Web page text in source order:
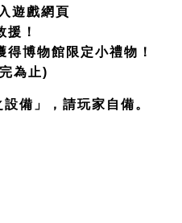
遊戲網頁
援！
得博物館限定小禮物！
為止)
備」，請玩家自備。